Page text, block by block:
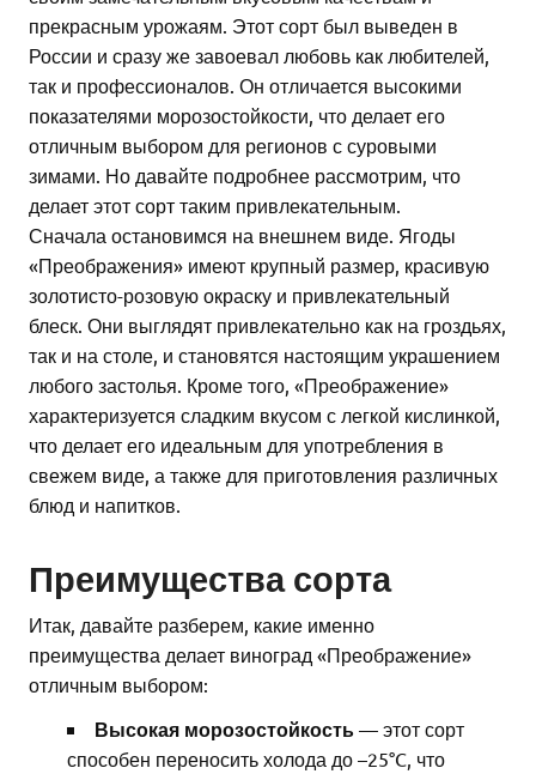
прекрасным урожаям. Этот сорт был выведен в
России и сразу же завоевал любовь как любителей,
так и профессионалов. Он отличается высокими
показателями морозостойкости, что делает его
отличным выбором для регионов с суровыми
зимами. Но давайте подробнее рассмотрим, что
делает этот сорт таким привлекательным.
Сначала остановимся на внешнем виде. Ягоды
«Преображения» имеют крупный размер, красивую
золотисто-розовую окраску и привлекательный
блеск. Они выглядят привлекательно как на гроздьях,
так и на столе, и становятся настоящим украшением
любого застолья. Кроме того, «Преображение»
характеризуется сладким вкусом с легкой кислинкой,
что делает его идеальным для употребления в
свежем виде, а также для приготовления различных
блюд и напитков.
Преимущества сорта
Итак, давайте разберем, какие именно
преимущества делает виноград «Преображение»
отличным выбором:
Высокая морозостойкость — этот сорт
способен переносить холода до –25°C, что